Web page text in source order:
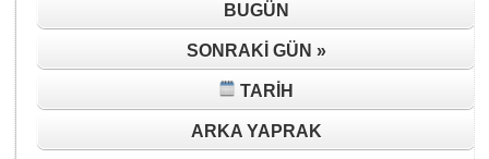
BUGÜN
SONRAKI GÜN »
TARIH
ARKA YAPRAK